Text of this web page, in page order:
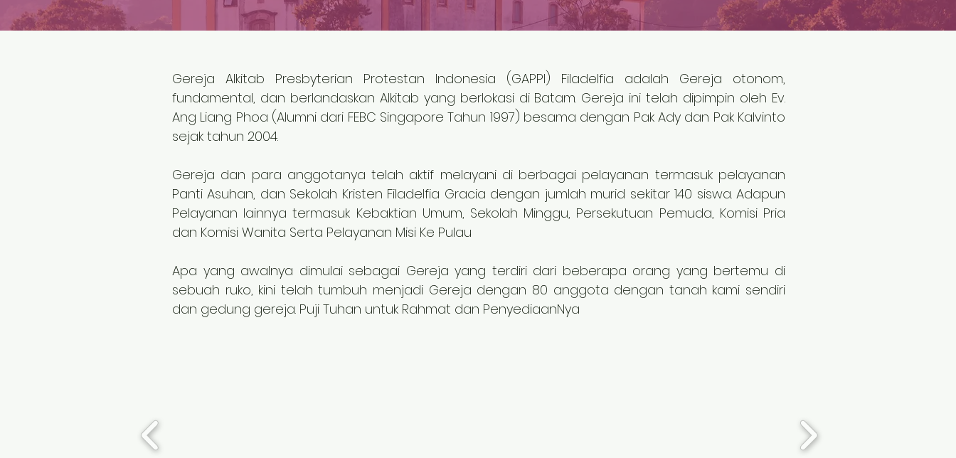
Gereja Alkitab Presbyterian Protestan Indonesia (GAPPI) Filadelfia adalah Gereja otonom,
fundamental, dan berlandaskan Alkitab yang berlokasi di Batam. Gereja ini telah dipimpin oleh Ev.
Ang Liang Phoa (Alumni dari FEBC Singapore Tahun 1997) besama dengan Pak Ady dan Pak Kalvinto
sejak tahun 2004.
Gereja dan para anggotanya telah aktif melayani di berbagai pelayanan termasuk pelayanan
Panti Asuhan, dan Sekolah Kristen Filadelfia Gracia dengan jumlah murid sekitar 140 siswa. Adapun
Pelayanan lainnya termasuk Kebaktian Umum, Sekolah Minggu, Persekutuan Pemuda, Komisi Pria
dan Komisi Wanita Serta Pelayanan Misi Ke Pulau
Apa yang awalnya dimulai sebagai Gereja yang terdiri dari beberapa orang yang bertemu di
sebuah ruko, kini telah tumbuh menjadi Gereja dengan 80 anggota dengan tanah kami sendiri
dan gedung gereja. Puji Tuhan untuk Rahmat dan PenyediaanNya